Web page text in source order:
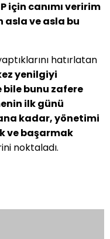
için canımı veririm
asla ve asla bu
hatırlatan
yenilgiyi
bile bunu zafere
ilk günü
kadar, yönetimi
ve başarmak
noktaladı.